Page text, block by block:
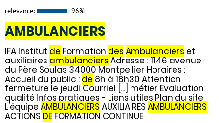
relevance: 96%
AMBULANCIERS
IFA Institut de Formation des Ambulanciers et
auxiliaires ambulanciersAdresse : 1146 avenue
du Père Soulas 34000 Montpellier Horaires :
Accueil du public : de 8h à 16h30 Attention
fermeture le jeudi Courriel [...] métier Evaluation
qualité Infos pratiques - Liens utiles Plan du site
L'équipe AMBULANCIERS AUXILIAIRES AMBULANCIERS
ACTIONSDEFORMATION CONTINUE